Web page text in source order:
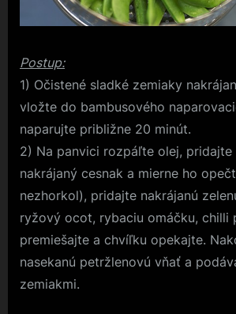
Postup:
1) Očistené sladké zemiaky
vložte do bambusového
naparujte približne 20 minút.
2) Na panvici rozpáľte olej,
nakrájaný cesnak a mierne ho
nezhorkol), pridajte nakrájanú
ryžový ocot, rybaciu omáčku, chilli
premiešajte a chvíľku opekajte.
nasekanú petržlenovú vňať a
zemiakmi.